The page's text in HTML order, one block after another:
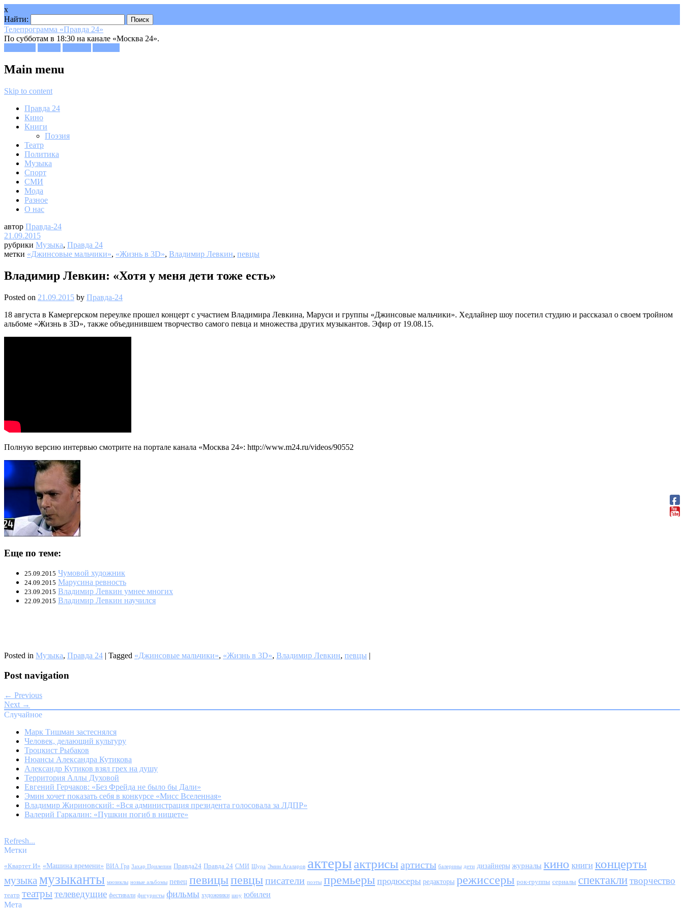
x
Найти:
Телепрограмма «Правда 24»
По субботам в 18:30 на канале «Москва 24».
Main menu
Skip to content
Правда 24
Кино
Книги
Поэзия
Театр
Политика
Музыка
Спорт
СМИ
Мода
Разное
О нас
автор Правда-24
21.09.2015
рубрики Музыка, Правда 24
метки «Джинсовые мальчики», «Жизнь в 3D», Владимир Левкин, певцы
Владимир Левкин: «Хотя у меня дети тоже есть»
Posted on 21.09.2015 by Правда-24
18 августа в Камергерском переулке прошел концерт с участием Владимира Левкина, Маруси и группы «Джинсовые мальчики». Хедлайнер шоу посетил студию и рассказал о своем тройном
альбоме «Жизнь в 3D», также объединившем творчество самого певца и множества других музыкантов. Эфир от 19.08.15.
Полную версию интервью смотрите на портале канала «Москва 24»: http://www.m24.ru/videos/90552
Еще по теме:
25.09.2015 Чумовой художник
24.09.2015 Марусина ревность
23.09.2015 Владимир Левкин умнее многих
22.09.2015 Владимир Левкин научился
Posted in Музыка, Правда 24 | Tagged «Джинсовые мальчики», «Жизнь в 3D», Владимир Левкин, певцы |
Post navigation
← Previous
Next →
Случайное
Марк Тишман застеснялся
Человек, делающий культуру
Троцкист Рыбаков
Нюансы Александра Кутикова
Александр Кутиков взял грех на душу
Территория Аллы Духовой
Евгений Герчаков: «Без Фрейда не было бы Дали»
Эмин хочет показать себя в конкурсе «Мисс Вселенная»
Владимир Жириновский: «Вся администрация президента голосовала за ЛДПР»
Валерий Гаркалин: «Пушкин погиб в нищете»
Refresh...
Метки
«Квартет И» «Машина времени» ВИА Гра Захар Прилепин Правда24 Правда 24 СМИ Шура Эмин Агаларов актерыактрисы артисты балерины дети дизайнеры журналы кино книги концерты
музыка музыканты мюзиклы новые альбомы певец певицыпевцыписатели поэты премьеры продюсеры редакторы режиссеры рок-группы сериалы спектаклитворчество
театр театрытелеведущие фестивали фигуристы фильмы художники шоу юбилеи
Мета